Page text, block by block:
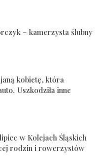
– kamerzysta ślubny
kobietę, która
Uszkodziła inne
w Kolejach Śląskich
rodzin i rowerzystów